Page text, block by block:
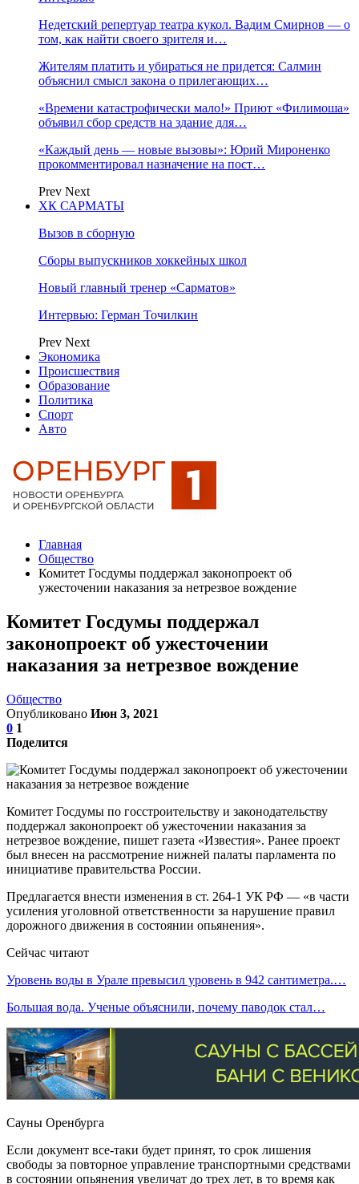
Недетский репертуар театра кукол. Вадим Смирнов — о
том, как найти своего зрителя и…
Жителям платить и убираться не придется: Салмин
объяснил смысл закона о прилегающих…
«Времени катастрофически мало!» Приют «Филимоша»
объявил сбор средств на здание для…
«Каждый день — новые вызовы»: Юрий Мироненко
прокомментировал назначение на пост…
Prev Next
ХК САРМАТЫ
Вызов в сборную
Сборы выпускников хоккейных школ
Новый главный тренер «Сарматов»
Интервью: Герман Точилкин
Prev Next
Экономика
Происшествия
Образование
Политика
Спорт
Авто
Главная
Общество
Комитет Госдумы поддержал законопроект об
ужесточении наказания за нетрезвое вождение
Комитет Госдумы поддержал
законопроект об ужесточении
наказания за нетрезвое вождение
Общество
Опубликовано Июн 3, 2021
0 1
Поделится
Комитет Госдумы по госстроительству и законодательству
поддержал законопроект об ужесточении наказания за
нетрезвое вождение, пишет газета «Известия». Ранее проект
был внесен на рассмотрение нижней палаты парламента по
инициативе правительства России.
Предлагается внести изменения в ст. 264-1 УК РФ — «в части
усиления уголовной ответственности за нарушение правил
дорожного движения в состоянии опьянения».
Сейчас читают
Уровень воды в Урале превысил уровень в 942 сантиметра.…
Большая вода. Ученые объяснили, почему паводок стал…
Сауны Оренбурга
Если документ все-таки будет принят, то срок лишения
свободы за повторное управление транспортными средствами
в состоянии опьянения увеличат до трех лет, в то время как